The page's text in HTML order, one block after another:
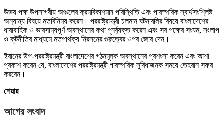
উভয় পক্ষ উপসাগরীয় অঞ্চলের ক্রমবিকাশমান পরিস্থিতি এবং পারস্পরিক স্বার্থসংশ্লিষ্ট
অন্যান্য বিষয়ে মতবিনিময় করেন। পররাষ্ট্রমন্ত্রী চলমান ঘটনাবলির বিষয়ে বাংলাদেশের
ধারাবাহিক ও ভারসাম্যপূর্ণ অবস্থানের কথা পুনর্ব্যক্ত করেন এবং সব পক্ষের সংযম, সংলাপ
ও কূটনীতির মাধ্যমে মতপার্থক্য নিরসনের গুরুত্বের ওপর জোর দেন।
ইরানের উপ-পররাষ্ট্রমন্ত্রী বাংলাদেশের গঠনমূলক অবস্থানের প্রশংসা করেন এবং আশা
প্রকাশ করেন যে, বাংলাদেশের পররাষ্ট্রমন্ত্রী পারস্পরিক সুবিধাজনক সময়ে তেহরান সফর
করবেন।
শেয়ার
আগের সংবাদ